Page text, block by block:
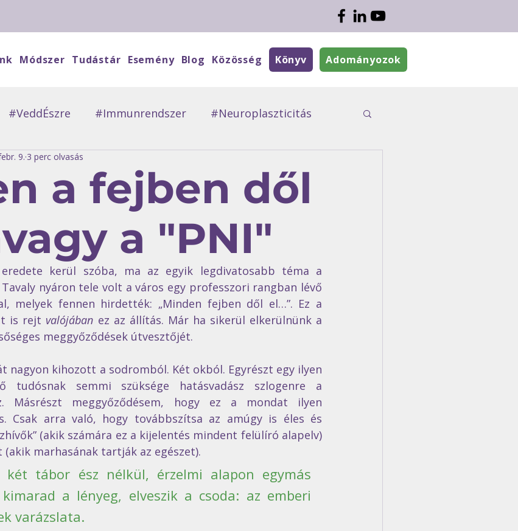
Módszer Tudástár Esemény Blog Közösség Könyv Adományozok
#VeddÉszre #Immunrendszer #Neuroplaszticitás
#Vendégblog
a fejben dől
a "PNI"
9. 3 perc olvasás
kerül szóba, ma az egyik legdivatosabb téma a
nyáron tele volt a város egy professzori rangban lévő
melyek fennen hirdették: „Minden fejben dől el…”. Ez a
is rejt valójában ez az állítás. Már ha sikerül elkerülnünk a
meggyőződések útvesztőjét.
nagyon kihozott a sodromból. Két okból. Egyrészt egy ilyen
tudósnak semmi szüksége hatásvadász szlogenre a
Másrészt meggyőződésem, hogy ez a mondat ilyen
Csak arra való, hogy továbbszítsa az amúgy is éles és
(akik számára ez a kijelentés mindent felülíró alapelv)
marhasának tartják az egészet).
tábor ész nélkül, érzelmi alapon egymás
a lényeg, elveszik a csoda: az emberi
varázslata.